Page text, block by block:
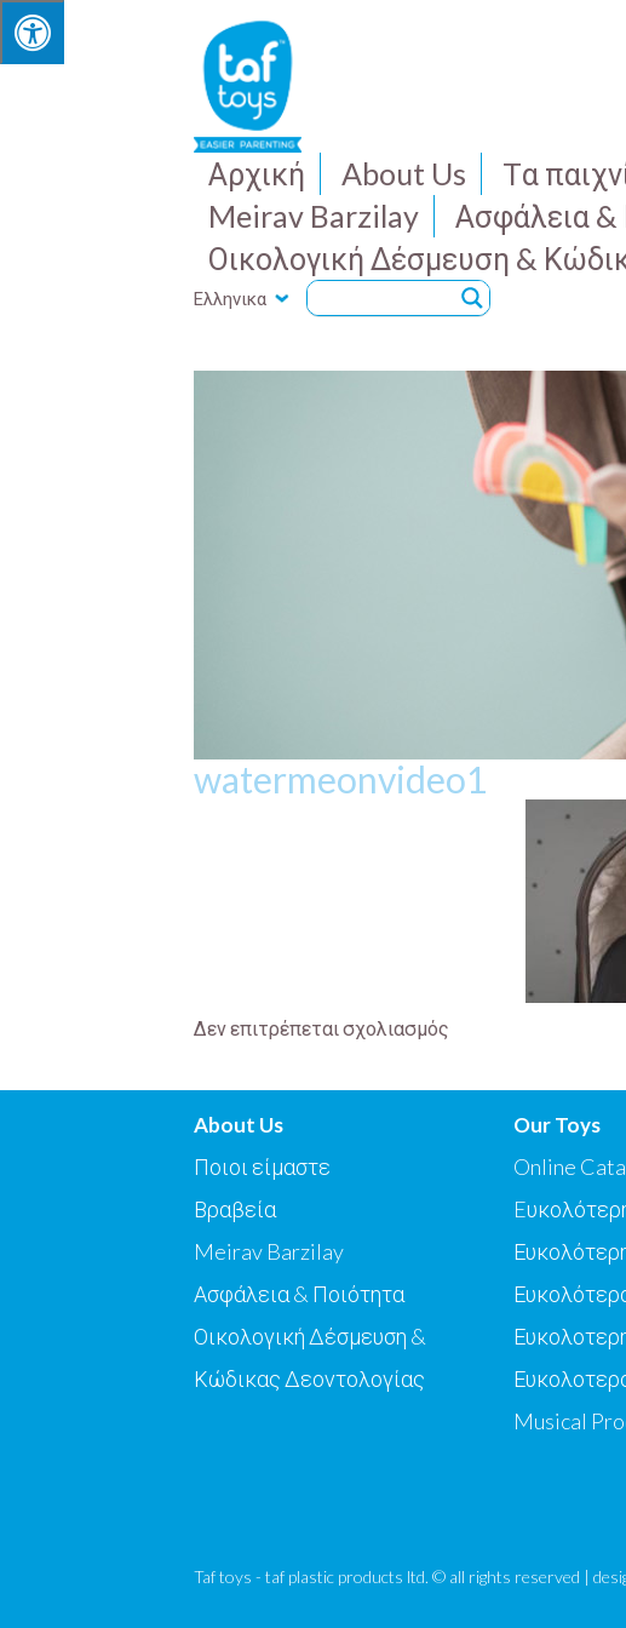
Αρχική About Us Tα
Meirav Barzilay
Ασφάλεια &
Οικολογική Δέσμευση &
Ελληνικα
watermeonvideo1
Δεν επιτρέπεται σχολιασμός
About Us
Ποιοι είμαστε
Βραβεία
Meirav Barzilay
Ασφάλεια & Ποιότητα
Οικολογική Δέσμευση &
Κώδικας Δεοντολογίας
Our Toys
Online
Musical
Taf toys - taf plastic products ltd. © all rights reserved |